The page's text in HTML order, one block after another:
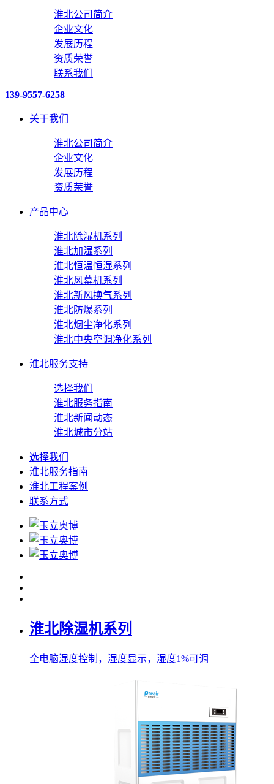
淮北公司简介
企业文化
发展历程
资质荣誉
联系我们
139-9557-6258
关于我们
淮北公司简介
企业文化
发展历程
资质荣誉
产品中心
淮北除湿机系列
淮北加湿系列
淮北恒温恒湿系列
淮北风幕机系列
淮北新风换气系列
淮北防爆系列
淮北烟尘净化系列
淮北中央空调净化系列
淮北服务支持
选择我们
淮北服务指南
淮北新闻动态
淮北城市分站
选择我们
淮北服务指南
淮北工程案例
联系方式
淮北除湿机系列
全电脑湿度控制，湿度显示，湿度1%可调